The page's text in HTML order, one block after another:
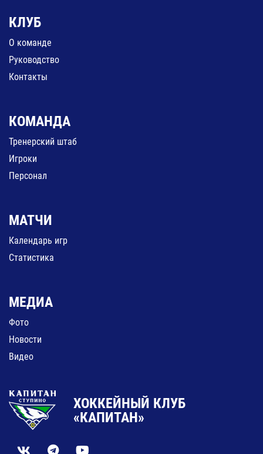
КЛУБ
О команде
Руководство
Контакты
КОМАНДА
Тренерский штаб
Игроки
Персонал
МАТЧИ
Календарь игр
Статистика
МЕДИА
Фото
Новости
Видео
ХОККЕЙНЫЙ КЛУБ
«КАПИТАН»